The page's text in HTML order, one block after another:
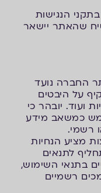
הנגישות
שהאתר יישאר
החברה נועד
על היבטים
ועוד. יובהר כי
כמשאב מידע
רשמי.
מציע הנחיות
לתנאים
בתנאי השימוש,
רשמיים